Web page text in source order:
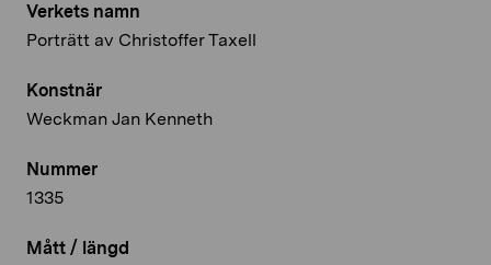
Verkets namn
Porträtt av Christoffer Taxell
Konstnär
Weckman Jan Kenneth
Nummer
1335
Mått / längd